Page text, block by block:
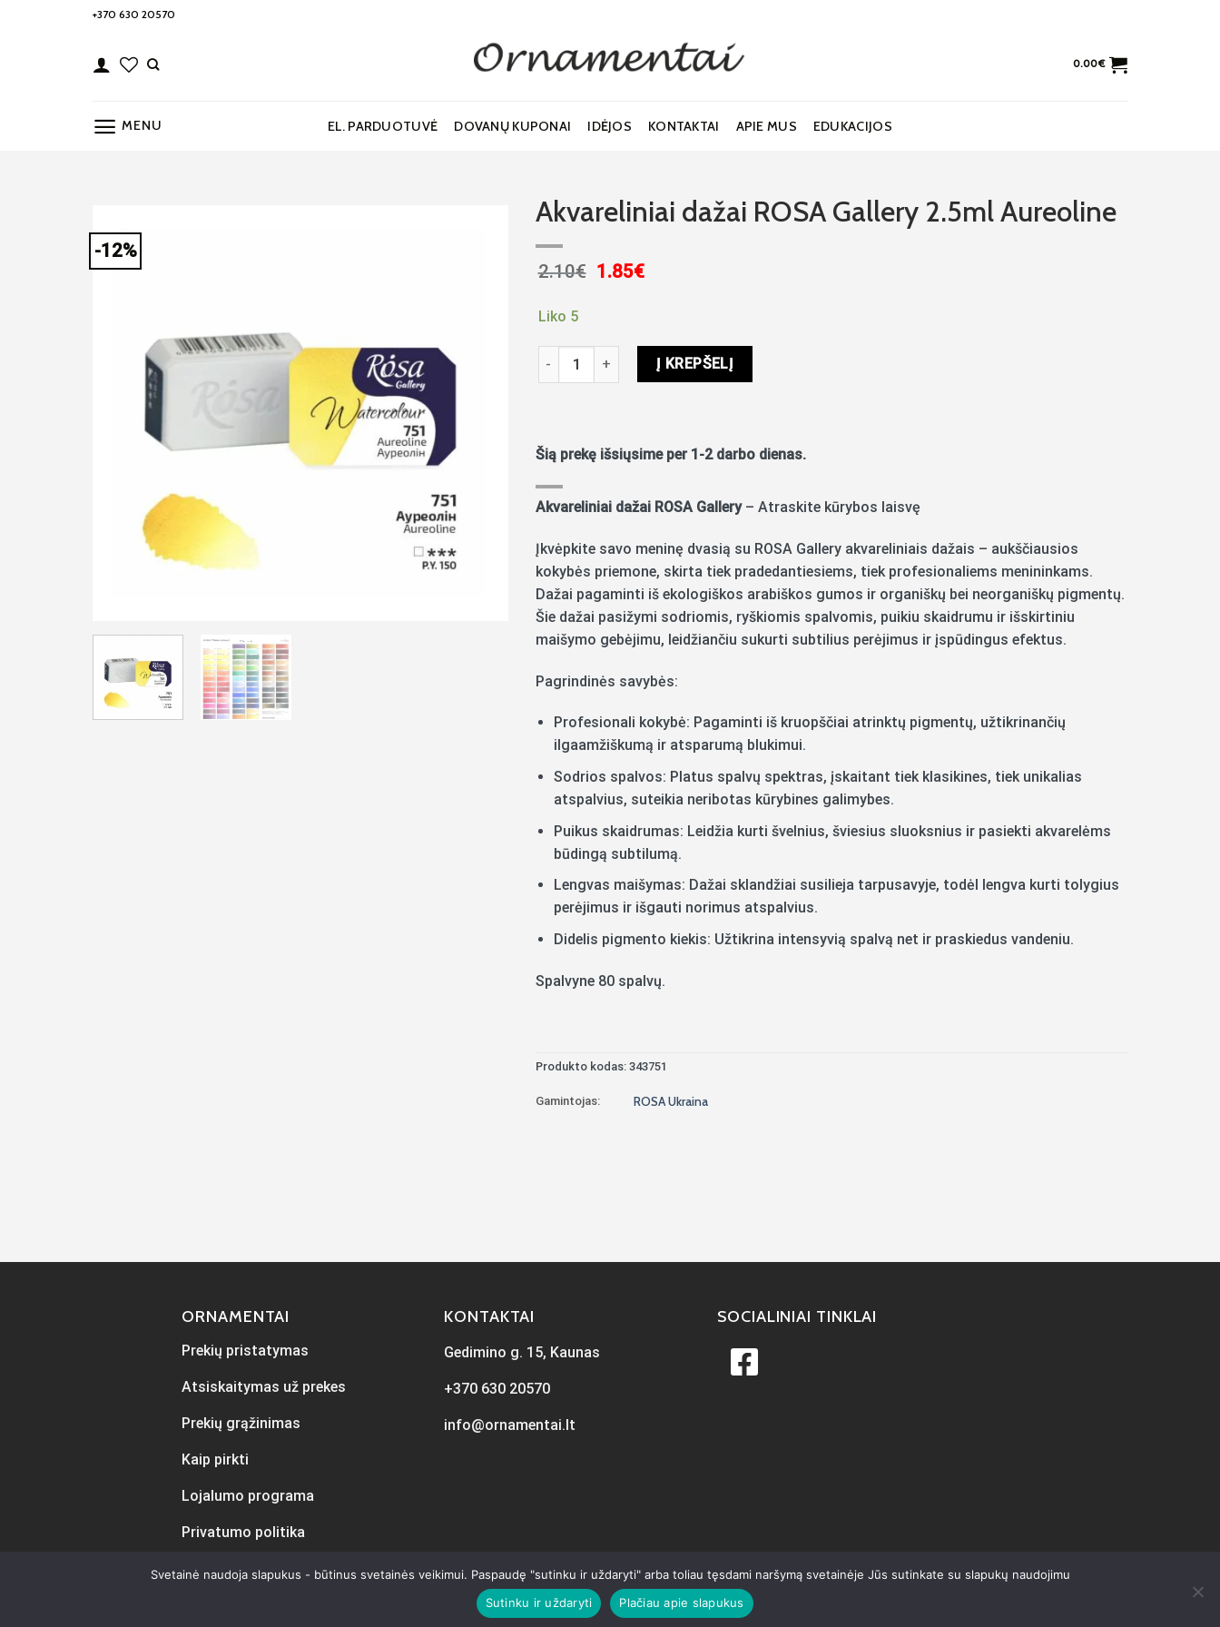
+370 630 20570
0.00€
MENU EL. PARDUOTUVĖ DOVANŲ KUPONAI IDĖJOS KONTAKTAI APIE MUS EDUKACIJOS
-12%
Akvareliniai dažai ROSA Gallery 2.5ml Aureoline
2.10€ Original
1.85€Current
Liko 5
produkto kiekis: Akvareliniai dažai ROSA Gallery 2.5ml Aureoline
Į KREPŠELĮ
Šią prekę išsiųsime per 1-2 darbo dienas.
Akvareliniai dažai ROSA Gallery– Atraskite kūrybos laisvę
Įkvėpkite savo meninę dvasią su ROSA Gallery akvareliniais dažais – aukščiausios
kokybės priemone, skirta tiek pradedantiesiems, tiek profesionaliems menininkams.
Dažai pagaminti iš ekologiškos arabiškos gumos ir organiškų bei neorganiškų pigmentų.
Šie dažai pasižymi sodriomis, ryškiomis spalvomis, puikiu skaidrumu ir išskirtiniu
maišymo gebėjimu, leidžiančiu sukurti subtilius perėjimus ir įspūdingus efektus.
Pagrindinės savybės:
Profesionali kokybė: Pagaminti iš kruopščiai atrinktų pigmentų, užtikrinančių
ilgaamžiškumą ir atsparumą blukimui.
Sodrios spalvos: Platus spalvų spektras, įskaitant tiek klasikines, tiek unikalias
atspalvius, suteikia neribotas kūrybines galimybes.
Puikus skaidrumas: Leidžia kurti švelnius, šviesius sluoksnius ir pasiekti akvarelėms
būdingą subtilumą.
Lengvas maišymas: Dažai sklandžiai susilieja tarpusavyje, todėl lengva kurti tolygius
perėjimus ir išgauti norimus atspalvius.
Didelis pigmento kiekis: Užtikrina intensyvią spalvą net ir praskiedus vandeniu.
Spalvyne 80 spalvų.
Produkto kodas: 343751
Gamintojas: ROSA Ukraina
ORNAMENTAI
Prekių pristatymas
Atsiskaitymas už prekes
Prekių grąžinimas
Kaip pirkti
Lojalumo programa
Privatumo politika
KONTAKTAI
Gedimino g. 15, Kaunas
+370 630 20570
info@ornamentai.lt
SOCIALINIAI TINKLAI
Visos teisės priklauso Ornamentai.lt © 2026Privatumo politika
Svetainė naudoja slapukus - būtinus svetainės veikimui. Paspaudę "sutinku ir uždaryti" arba toliau tęsdami naršymą svetainėje Jūs sutinkate su slapukų naudojimu
Sutinku ir uždaryti
Plačiau apie slapukus